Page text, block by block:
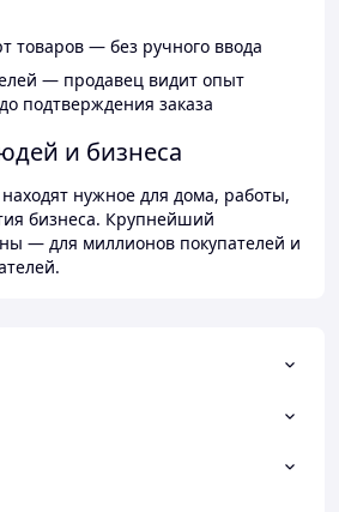
товаров — без ручного ввода
— продавец видит опыт
подтверждения заказа
и бизнеса
нужное для дома, работы,
бизнеса. Крупнейший
— для миллионов покупателей и